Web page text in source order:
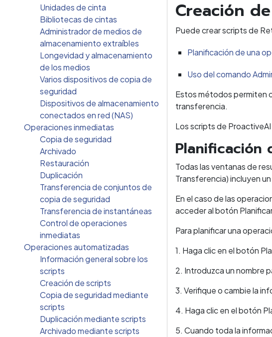
Unidades de cinta
Bibliotecas de cintas
Administrador de medios de
almacenamiento extraíbles
Longevidad y almacenamiento
de los medios
Varios dispositivos de copia de
seguridad
Dispositivos de almacenamiento
conectados en red (NAS)
Operaciones inmediatas
Copia de seguridad
Archivado
Restauración
Duplicación
Transferencia de conjuntos de
copia de seguridad
Transferencia de instantáneas
Control de operaciones
inmediatas
Operaciones automatizadas
Información general sobre los
scripts
Creación de scripts
Copia de seguridad mediante
scripts
Duplicación mediante scripts
Archivado mediante scripts
Creación
Puede crear scripts de
Planificación de una
Uso del comando
Estos métodos permiten
transferencia.
Los scripts de
Planificación
Todas las ventanas de
Transferencia) incluyen
En el caso de las
acceder al botón
Para planificar una
1. Haga clic en el botón
2. Introduzca un nombre
3. Verifique o cambie la
4. Haga clic en el botón
5. Cuando toda la